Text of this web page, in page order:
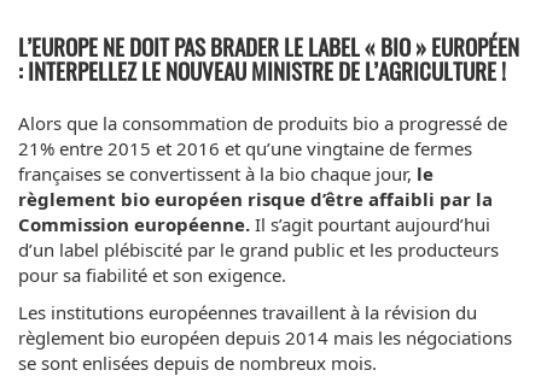
L’EUROPE NE DOIT PAS BRADER LE LABEL « BIO » EUROPÉEN
: INTERPELLEZ LE NOUVEAU MINISTRE DE L’AGRICULTURE !
Alors que la consommation de produits bio a progressé de
21% entre 2015 et 2016 et qu’une vingtaine de fermes
françaises se convertissent à la bio chaque jour, le
règlement bio européen risque d’être affaibli par la
Commission européenne. Il s’agit pourtant aujourd’hui
d’un label plébiscité par le grand public et les producteurs
pour sa fiabilité et son exigence.
Les institutions européennes travaillent à la révision du
règlement bio européen depuis 2014 mais les négociations
se sont enlisées depuis de nombreux mois.